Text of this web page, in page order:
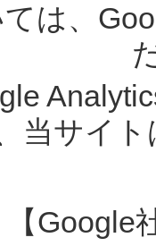
は、
当サイ
【